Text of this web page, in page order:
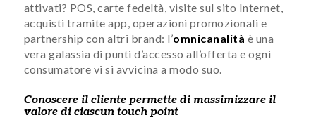
attivati? POS, carte fedeltà, visite sul sito Internet,
acquisti tramite app, operazioni promozionali e
partnership con altri brand: l’omnicanalità è una
vera galassia di punti d’accesso all’offerta e ogni
consumatore vi si avvicina a modo suo.
Conoscere il cliente permette di massimizzare il
valore di ciascun touch point